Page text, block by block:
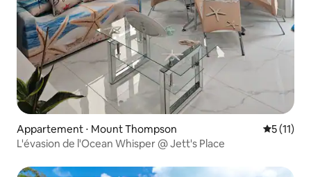
Appartement ⋅ Mount Thompson
5 (11)
L'évasion de l'Ocean Whisper @ Jett's Place